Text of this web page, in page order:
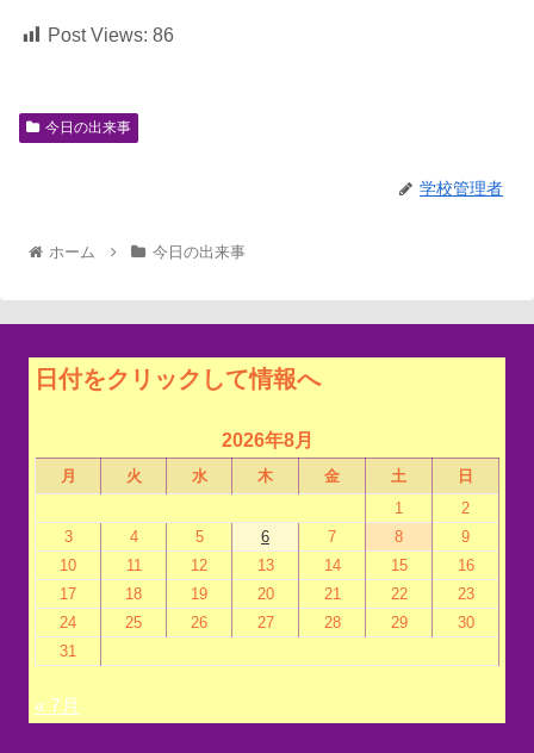
Post Views: 86
今日の出来事
学校管理者
ホーム 今日の出来事
日付をクリックして情報へ
2026年8月
月 火 水 木 金 土
日
1
2
3
4 5 6 7 8
9
10
11 12 13 14 15
16
17
18 19 20 21 22
23
24
25 26 27 28 29
30
31
« 7月